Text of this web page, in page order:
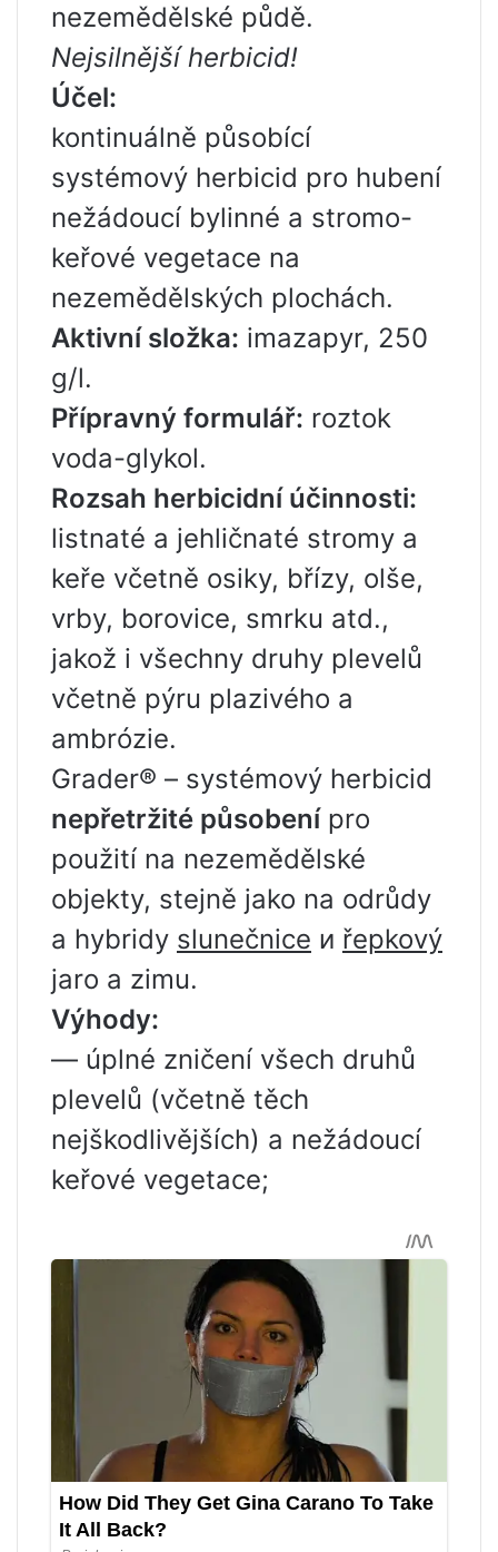
nezemědělské půdě.
Nejsilnější herbicid!
Účel:
kontinuálně působící
systémový herbicid pro hubení
nežádoucí bylinné a stromo-
keřové vegetace na
nezemědělských plochách.
Aktivní složka: imazapyr, 250
g/l.
Přípravný formulář: roztok
voda-glykol.
Rozsah herbicidní účinnosti:
listnaté a jehličnaté stromy a
keře včetně osiky, břízy, olše,
vrby, borovice, smrku atd.,
jakož i všechny druhy plevelů
včetně pýru plazivého a
ambrózie.
Grader® – systémový herbicid
nepřetržité působenípro
použití na nezemědělské
objekty, stejně jako na odrůdy
a hybridy slunečnice и řepkový
jaro a zimu.
Výhody:
— úplné zničení všech druhů
plevelů (včetně těch
nejškodlivějších) a nežádoucí
keřové vegetace;